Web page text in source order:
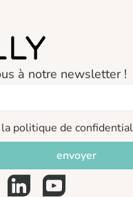
à notre newsletter !
la politique de
envoyer